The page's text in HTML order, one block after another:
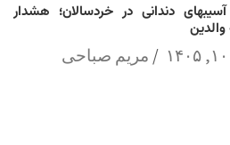
دندانی در خردسالان؛ هشدار
مریم صباحی